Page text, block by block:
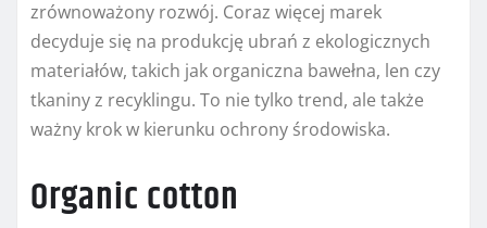
zrównoważony rozwój. Coraz więcej marek
decyduje się na produkcję ubrań z ekologicznych
materiałów, takich jak organiczna bawełna, len czy
tkaniny z recyklingu. To nie tylko trend, ale także
ważny krok w kierunku ochrony środowiska.
Organic cotton